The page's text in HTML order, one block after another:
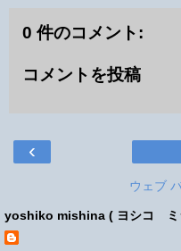
0 件のコメント:
コメントを投稿
‹
ウェブ
yoshiko mishina ( ヨシコ ミ